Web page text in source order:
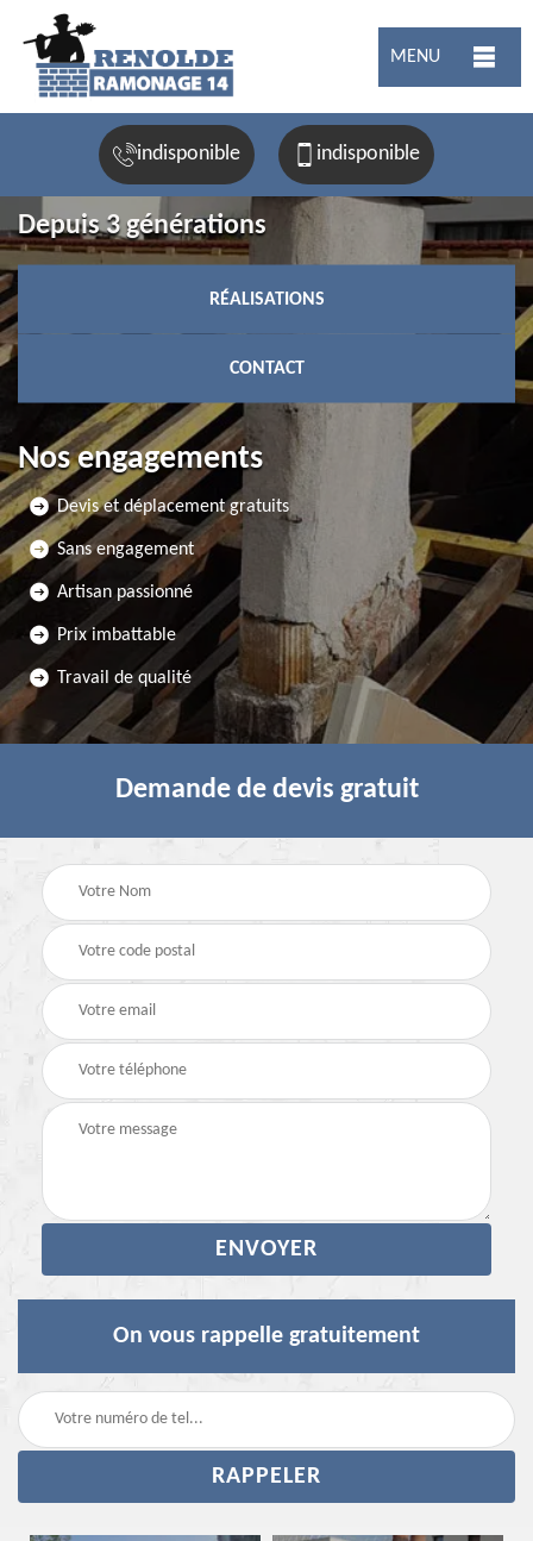
MENU
indisponible indisponible
Depuis 3 générations
RÉALISATIONS
CONTACT
Nos engagements
Devis et déplacement gratuits
Sans engagement
Artisan passionné
Prix imbattable
Travail de qualité
Demande de devis gratuit
On vous rappelle gratuitement